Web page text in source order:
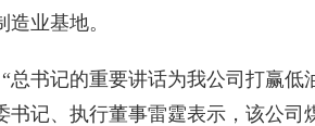
业基地。
书记的重要讲话为我公司打赢低
书记、执行董事雷霆表示，该公